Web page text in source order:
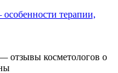
терапии,